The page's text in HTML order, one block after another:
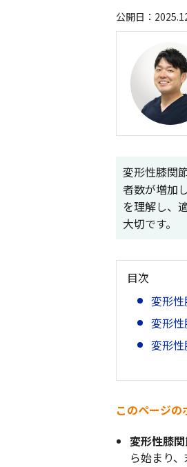
公開日：
変形性膝関
者数が増加
を理解し、
大切です。
目次
変形
変形
変形
まとめ
振り返
このページの
変形性膝
ら始まり